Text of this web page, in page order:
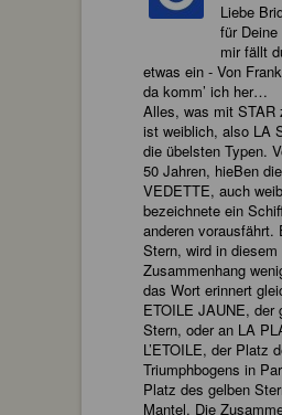
Liebe
für
mir fällt
etwas ein - Von
da komm’ ich her…
Alles, was mit STAR
ist weiblich, also LA
die übelsten Typen.
50 Jahren, hieBen
VEDETTE, auch
bezeichnete ein
anderen vorausfährt.
Stern, wird in diesem
Zusammenhang
das Wort erinnert
ETOILE JAUNE, der
Stern, oder an LA
L’ETOILE, der Platz
Triumphbogens in
Platz des gelben
Mantel. Die